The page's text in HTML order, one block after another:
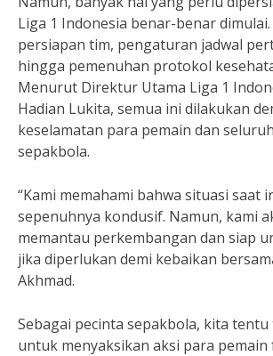
Liga 1 Indonesia benar-benar
persiapan tim, pengaturan jadwal
hingga pemenuhan protokol
Menurut Direktur Utama Liga 1
Hadian Lukita, semua ini dilakukan
keselamatan para pemain dan
sepakbola.
“Kami memahami bahwa situasi saat
sepenuhnya kondusif. Namun, kami
memantau perkembangan dan siap
jika diperlukan demi kebaikan
Akhmad.
Sebagai pecinta sepakbola, kita
untuk menyaksikan aksi para pemain